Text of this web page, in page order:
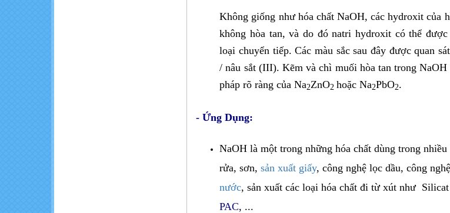
Không giống như hóa chất NaOH, các hydroxit của
không hòa tan, và do đó natri hydroxit có thể
loại chuyển tiếp. Các màu sắc sau đây được quan
/ nâu sắt (III). Kẽm và chì muối hòa tan trong
pháp rõ ràng của Na2ZnO2hoặc Na2PbO2.
- Ứng Dụng:
NaOH là một trong những hóa chất dùng trong
rửa, sơn,sản xuất giấy, công nghệ lọc dầu, công
nước, sản xuất các loại hóa chất đi từ xút như
PAC, ...